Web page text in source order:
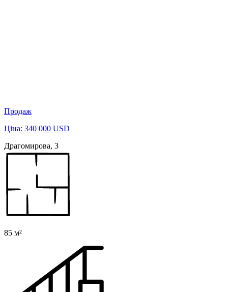
Продаж
Ціна: 340 000 USD
Драгомирова, 3
85 м²